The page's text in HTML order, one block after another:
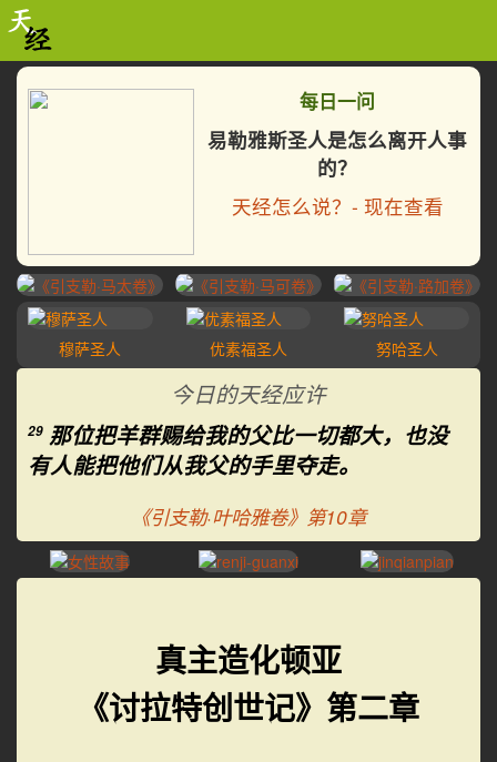
每日一问
易勒雅斯圣人是怎么离开人事
的？
天经怎么说？- 现在查看
穆萨圣人 优素福圣人 努哈圣人
今日的天经应许
29 那位把羊群赐给我的父比一切都大，也没
有人能把他们从我父的手里夺走。
《引支勒·叶哈雅卷》第10章
真主造化顿亚
《讨拉特创世记》第二章